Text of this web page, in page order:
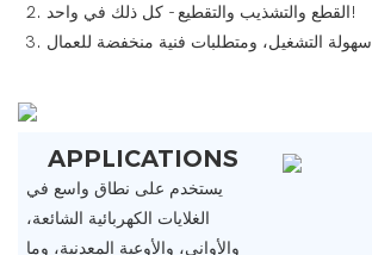
2. القطع والتشذيب والتقطيع
- كل ذلك في واحد!
3. سهولة التشغيل، ومتطلبات فنية منخفضة للعمال
APPLICATIONS
يستخدم على نطاق واسع في
الغلايات الكهربائية الشائعة،
والأواني، والأوعية المعدنية، وما